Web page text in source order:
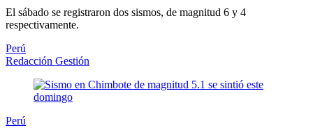
El sábado se registraron dos sismos, de magnitud 6 y 4
respectivamente.
Perú
Redacción Gestión
Perú